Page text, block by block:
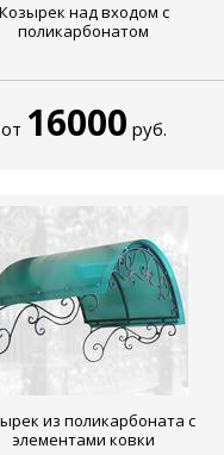
Козырек над входом с
поликарбонатом
от 16000 руб.
из поликарбоната с
элементами ковки